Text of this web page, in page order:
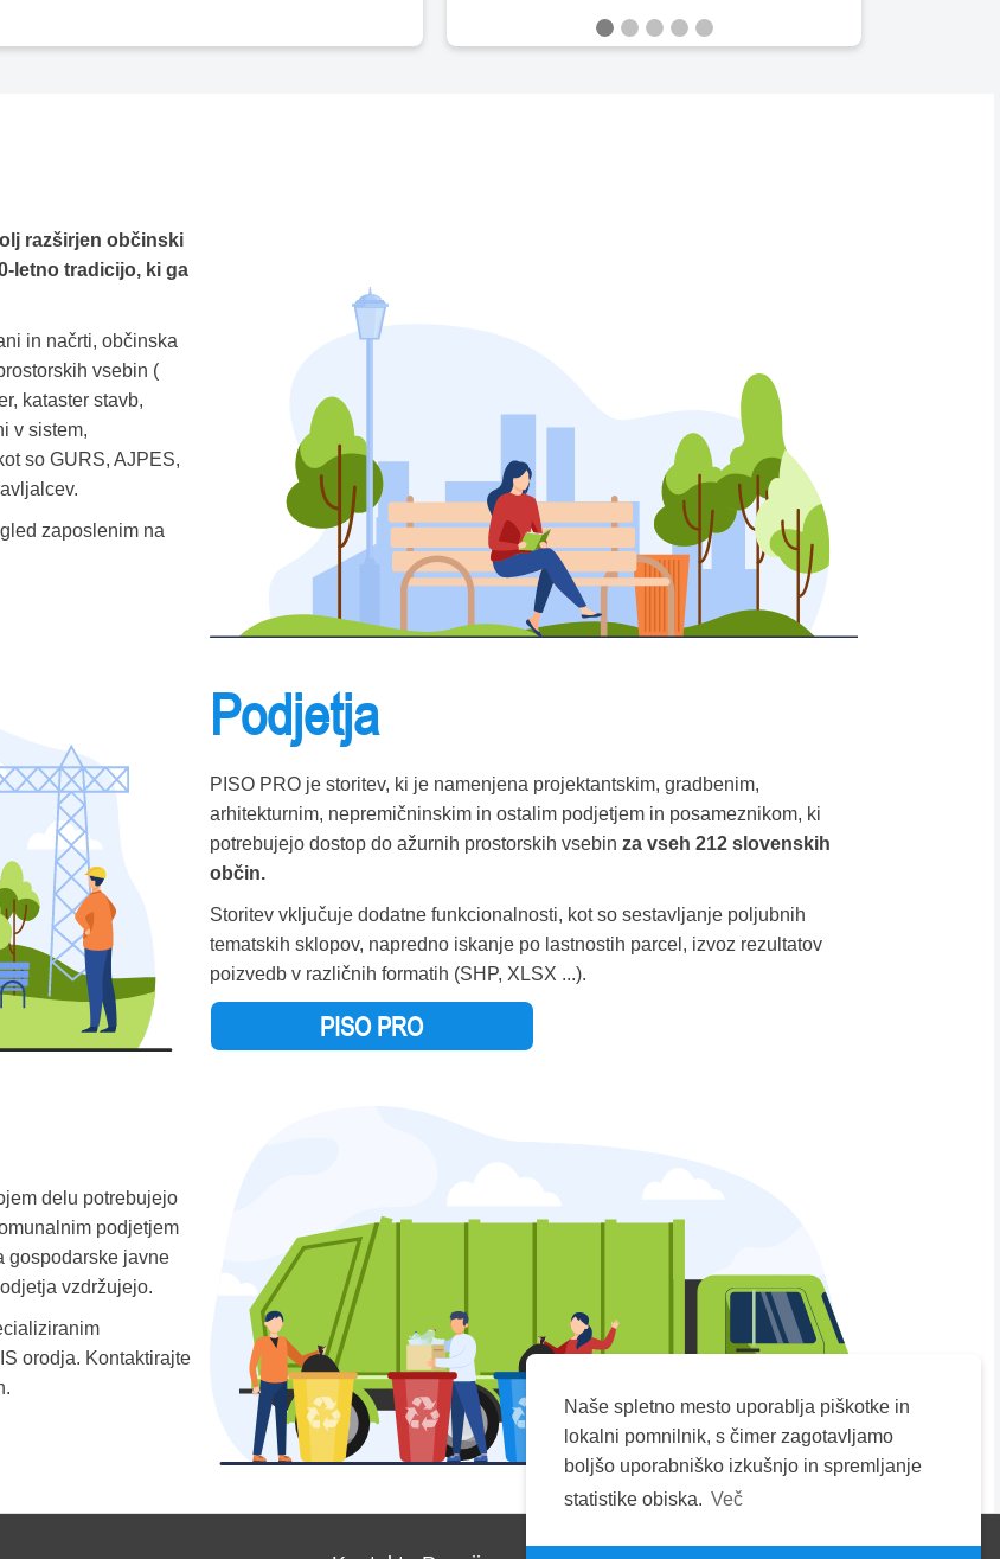
Naše spletno mesto uporablja piškotke in
lokalni pomnilnik, s čimer zagotavljamo
boljšo uporabniško izkušnjo in spremljanje
statistike obiska. Več
razširjen občinski
letno tradicijo, ki ga
in načrti, občinska
vsebin (
kataster stavb,
v sistem,
so GURS, AJPES,
zaposlenim na
Podjetja
PISO PRO je storitev, ki je namenjena projektantskim, gradbenim,
arhitekturnim, nepremičninskim in ostalim podjetjem in posameznikom, ki
potrebujejo dostop do ažurnih prostorskih vsebin za vseh 212 slovenskih
občin.
Storitev vključuje dodatne funkcionalnosti, kot so sestavljanje poljubnih
tematskih sklopov, napredno iskanje po lastnostih parcel, izvoz rezultatov
poizvedb v različnih formatih (SHP, XLSX ...).
PISO PRO
delu potrebujejo
podjetjem
gospodarske javne
vzdržujejo.
orodja. Kontaktirajte